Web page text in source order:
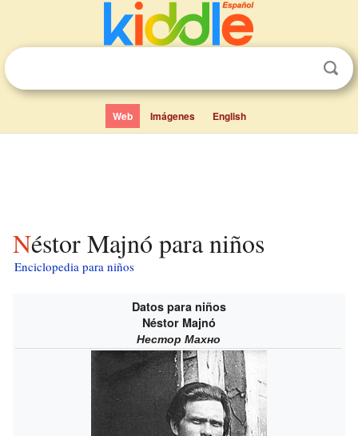
Web Imágenes English
Néstor Majnó para niños
Enciclopedia para niños
Datos para niños
Néstor Majnó
Нестор Махно